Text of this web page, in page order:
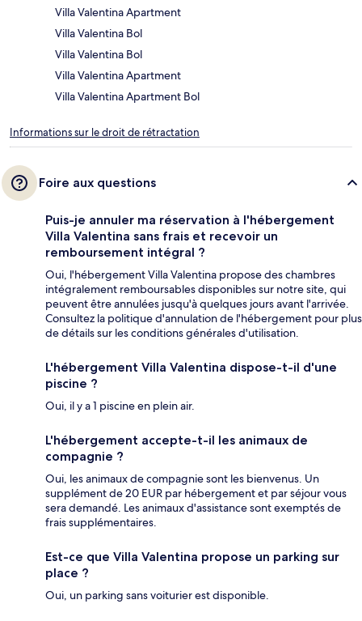
Villa Valentina Apartment
Villa Valentina Bol
Villa Valentina Bol
Villa Valentina Apartment
Villa Valentina Apartment Bol
Informations sur le droit de rétractation
Foire aux questions
Puis-je annuler ma réservation à l'hébergement
Villa Valentina sans frais et recevoir un
remboursement intégral ?
Oui, l'hébergement Villa Valentina propose des chambres
intégralement remboursables disponibles sur notre site, qui
peuvent être annulées jusqu'à quelques jours avant l'arrivée.
Consultez la politique d'annulation de l'hébergement pour plus
de détails sur les conditions générales d'utilisation.
L'hébergement Villa Valentina dispose-t-il d'une
piscine ?
Oui, il y a 1 piscine en plein air.
L'hébergement accepte-t-il les animaux de
compagnie ?
Oui, les animaux de compagnie sont les bienvenus. Un
supplément de 20 EUR par hébergement et par séjour vous
sera demandé. Les animaux d'assistance sont exemptés de
frais supplémentaires.
Est-ce que Villa Valentina propose un parking sur
place ?
Oui, un parking sans voiturier est disponible.